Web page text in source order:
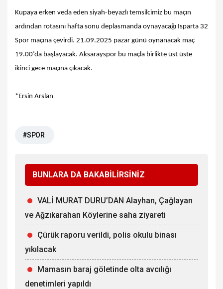
Kupaya erken veda eden siyah-beyazlı temsilcimiz bu maçın
ardından rotasını hafta sonu deplasmanda oynayacağı Isparta 32
Spor maçına çevirdi. 21.09.2025 pazar günü oynanacak maç
19.00’da başlayacak. Aksarayspor bu maçla birlikte üst üste
ikinci gece maçına çıkacak.
*Ersin Arslan
#SPOR
BUNLARA DA BAKABİLİRSİNİZ
VALİ MURAT DURU’DAN Alayhan, Çağlayan
ve Ağzıkarahan Köylerine saha ziyareti
Çürük raporu verildi, polis okulu binası
yıkılacak
Mamasın baraj göletinde olta avcılığı
denetimleri yapıldı